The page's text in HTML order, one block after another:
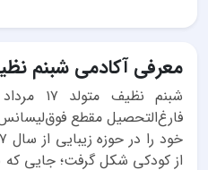
معرفی آکادمی شبنم
فارغ‌التحصیل مقطع
از کودکی شکل گرفت؛ جایی که